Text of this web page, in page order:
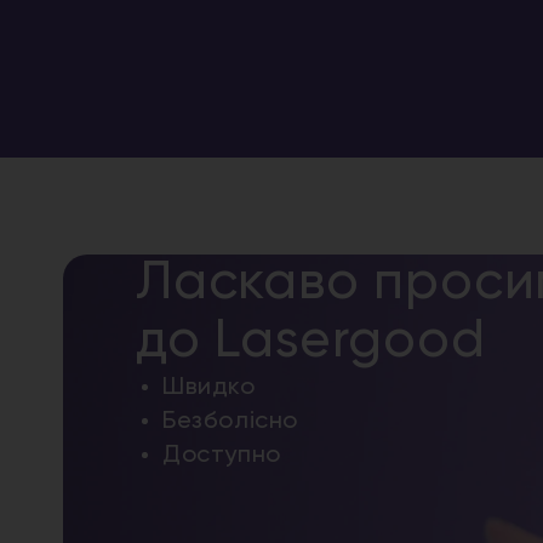
Ласкаво
до Lasergood
Швидко
Безболісно
Доступно